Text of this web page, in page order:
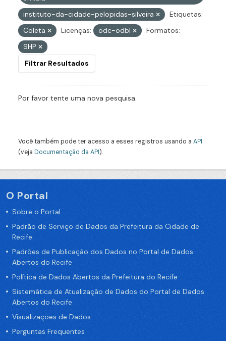
instituto-da-cidade-pelopidas-silveira
Etiquetas:
Coleta
Licenças: odc-odbl
Formatos:
SHP
Filtrar Resultados
Por favor tente uma nova pesquisa.
Você também pode ter acesso a esses registros usando a API
(veja Documentação da API).
O Portal
Sobre o Portal
Padrão de Serviço de Dados da Prefeitura da Cidade de
Recife
Padrões de Publicação dos Dados no Portal de Dados
Abertos do Recife
Política de Dados Abertos da Prefeitura do Recife
Sistemática de Atualização de Dados do Portal de Dados
Abertos do Recife
Visualizações de Dados
Perguntas Frequentes